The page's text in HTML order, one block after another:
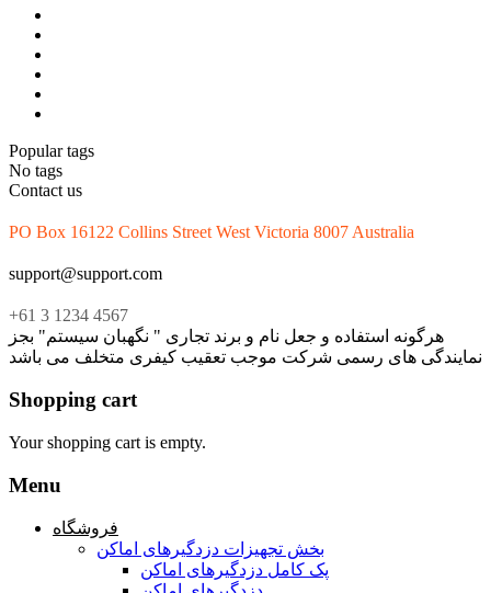
Popular tags
No tags
Contact us
PO Box 16122 Collins Street West Victoria 8007 Australia
support@support.com
+61 3 1234 4567
هرگونه استفاده و جعل نام و برند تجاری " نگهبان سیستم" بجز
نمایندگی های رسمی شرکت موجب تعقیب کیفری متخلف می باشد
Shopping cart
Your shopping cart is empty.
Menu
فروشگاه
بخش تجهیزات دزدگیرهای اماکن
پک کامل دزدگیرهای اماکن